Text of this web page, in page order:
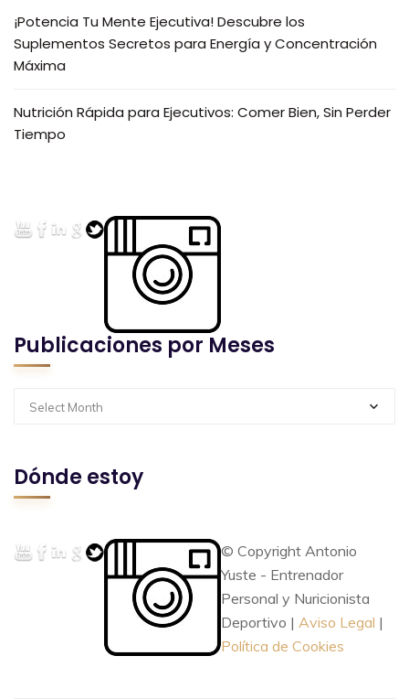
¡Potencia Tu Mente Ejecutiva! Descubre los
Suplementos Secretos para Energía y Concentración
Máxima
Nutrición Rápida para Ejecutivos: Comer Bien, Sin Perder
Tiempo
Publicaciones por Meses
Select Month
Dónde estoy
© Copyright Antonio
Yuste - Entrenador
Personal y Nuricionista
Deportivo | Aviso Legal |
Política de Cookies